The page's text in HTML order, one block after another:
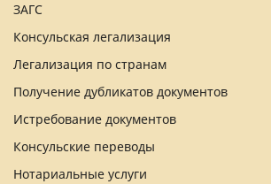
ЗАГС
Консульская легализация
Легализация по странам
Получение дубликатов документов
Истребование документов
Консульские переводы
Нотариальные услуги